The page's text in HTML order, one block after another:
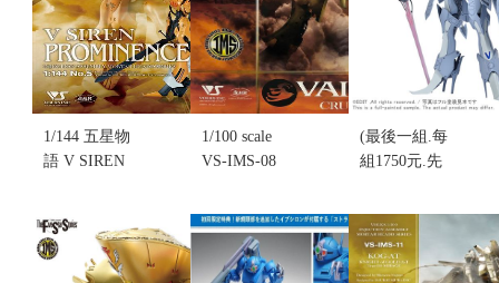
盒況)
售價:0
挑盒況)
售價:0
售價:1150
1/144 五星物
語 V SIREN
(不挑盒況)
(售完缺貨...
1/100 scale
VS-IMS-08
VAIOLA
CRUMARS II
(不挑盒況)
(最後一組.每
組1750元.先
問)1/144
S.S.I.KUBALKANS
the BANG 破